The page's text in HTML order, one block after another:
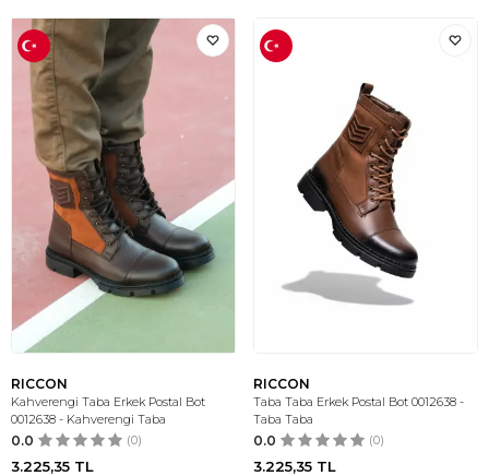
RICCON
Kahverengi Taba Erkek Postal Bot
0012638 - Kahverengi Taba
0.0 (0)
3.225,35 TL
RICCON
Taba Taba Erkek Postal Bot 0012638 -
Taba Taba
0.0 (0)
3.225,35 TL